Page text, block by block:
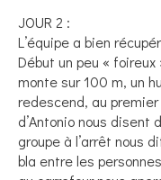
JOUR 2 :
L’équipe a bien
Début un peu «
monte sur 100 m, un
redescend, au
d’Antonio nous disent
groupe à l’arrêt nous
bla entre les